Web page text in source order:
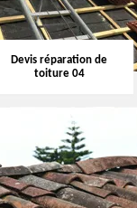
Devis réparation de
toiture 04